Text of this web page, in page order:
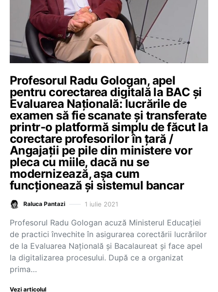
Profesorul Radu Gologan, apel
pentru corectarea digitală la BAC și
Evaluarea Națională: lucrările de
examen să fie scanate și transferate
printr-o platformă simplu de făcut la
corectare profesorilor în țară /
Angajații pe pile din ministere vor
pleca cu miile, dacă nu se
modernizează, așa cum
funcționează și sistemul bancar
Raluca Pantazi 1 iulie 2021
Profesorul Radu Gologan acuză Ministerul Educației
de practici învechite în asigurarea corectării lucrărilor
de la Evaluarea Națională și Bacalaureat și face apel
la digitalizarea procesului. După ce a organizat
prima…
Vezi articolul